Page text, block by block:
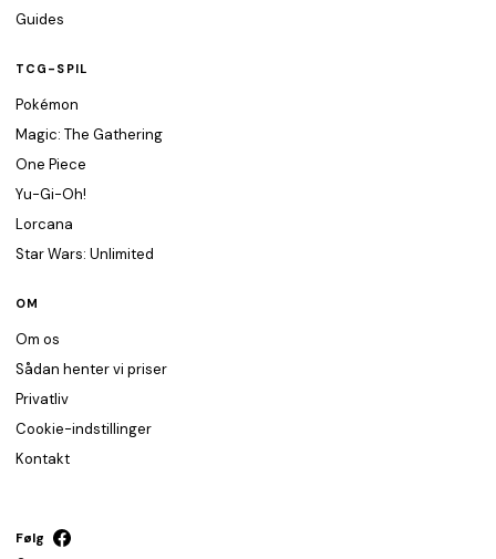
Guides
TCG-SPIL
Pokémon
Magic: The Gathering
One Piece
Yu-Gi-Oh!
Lorcana
Star Wars: Unlimited
OM
Om os
Sådan henter vi priser
Privatliv
Cookie-indstillinger
Kontakt
Følg